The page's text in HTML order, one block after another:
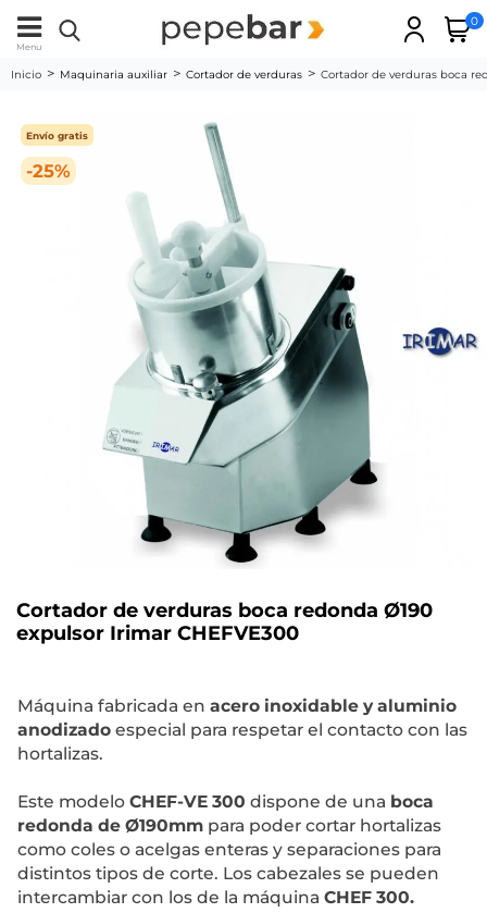
Menu
0
Inicio Maquinaria auxiliar Cortador de verduras Cortador de verduras boca
-25%
Envío gratis
Cortador de verduras boca redonda Ø190
expulsor Irimar CHEFVE300
Máquina fabricada en acero inoxidable y aluminio
anodizado especial para respetar el contacto con las
hortalizas.
Este modelo CHEF-VE 300 dispone de una boca
redonda de Ø190mm para poder cortar hortalizas
como coles o acelgas enteras y separaciones para
distintos tipos de corte. Los cabezales se pueden
intercambiar con los de la máquina CHEF 300.